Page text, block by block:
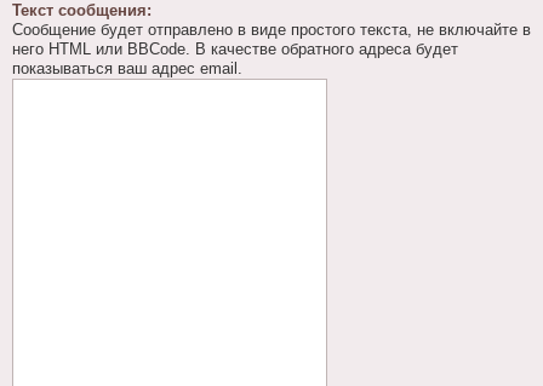
Текст сообщения:
Сообщение будет отправлено в виде простого текста, не включайте в
него HTML или BBCode. В качестве обратного адреса будет
показываться ваш адрес email.